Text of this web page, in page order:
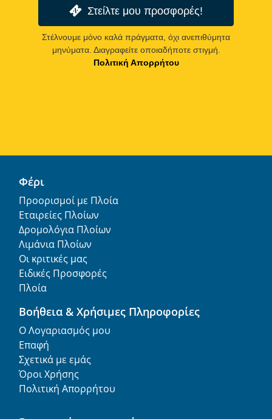
Στείλτε μου προσφορές!
Στέλνουμε μόνο καλά πράγματα, όχι ανεπιθύμητα
μηνύματα. Διαγραφείτε οποιαδήποτε στιγμή.
Πολιτική Απορρήτου
Φέρι
Προορισμοί με Πλοία
Εταιρείες Πλοίων
Δρομολόγια Πλοίων
Λιμάνια Πλοίων
Οι κριτικές μας
Ειδικές Προσφορές
Πλοία
Βοήθεια & Χρήσιμες Πληροφορίες
Ο Λογαριασμός μου
Επαφή
Σχετικά με εμάς
Όροι Χρήσης
Πολιτική Απορρήτου